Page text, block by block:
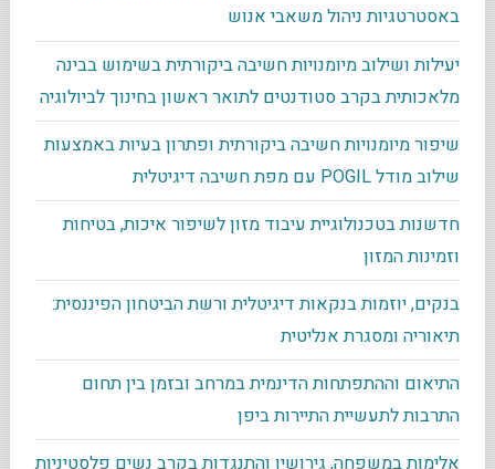
באסטרטגיות ניהול משאבי אנוש
יעילות ושילוב מיומנויות חשיבה ביקורתית בשימוש בבינה
מלאכותית בקרב סטודנטים לתואר ראשון בחינוך לביולוגיה
שיפור מיומנויות חשיבה ביקורתית ופתרון בעיות באמצעות
שילוב מודל POGIL עם מפת חשיבה דיגיטלית
חדשנות בטכנולוגיית עיבוד מזון לשיפור איכות, בטיחות
וזמינות המזון
בנקים, יוזמות בנקאות דיגיטלית ורשת הביטחון הפיננסית:
תיאוריה ומסגרת אנליטית
התיאום וההתפתחות הדינמית במרחב ובזמן בין תחום
התרבות לתעשיית התיירות ביפן
אלימות במשפחה, גירושין והתנגדות בקרב נשים פלסטיניות